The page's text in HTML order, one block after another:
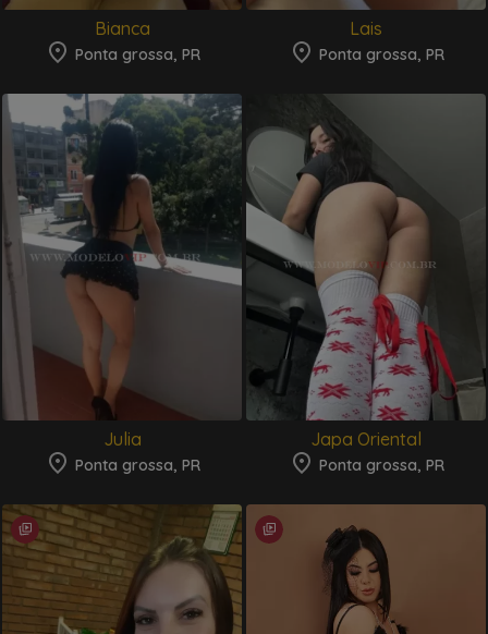
Bianca
Ponta grossa, PR
Lais
Ponta grossa, PR
Julia
Ponta grossa, PR
Japa Oriental
Ponta grossa, PR